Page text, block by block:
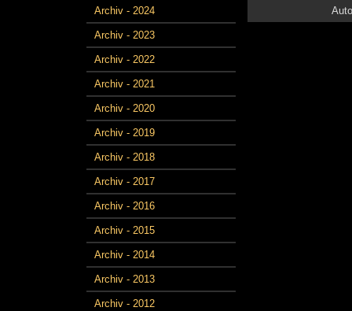
Archiv - 2024
Archiv - 2023
Archiv - 2022
Archiv - 2021
Archiv - 2020
Archiv - 2019
Archiv - 2018
Archiv - 2017
Archiv - 2016
Archiv - 2015
Archiv - 2014
Archiv - 2013
Archiv - 2012